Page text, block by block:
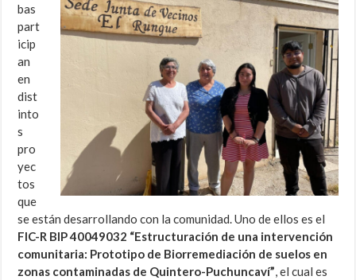
bas
part
icip
an
en
dist
into
s
pro
yec
tos
que
se están desarrollando con la comunidad. Uno de ellos es el
FIC-R BIP 40049032 “Estructuración de una intervención
comunitaria: Prototipo de Biorremediación de suelos en
zonas contaminadas de Quintero-Puchuncaví”, el cual es